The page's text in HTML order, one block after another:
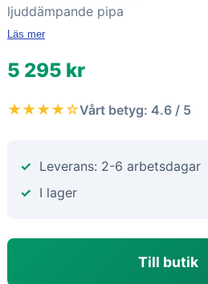
ljuddämpande pipa
Läs mer
5 295 kr
★★★★☆Vårt betyg: 4.6 / 5
Leverans: 2-6 arbetsdagar
I lager
Till butik